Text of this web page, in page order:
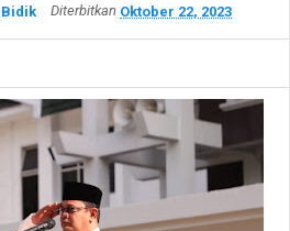
Bidik Diterbitkan Oktober 22, 2023